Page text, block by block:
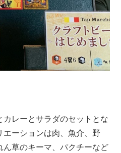
レーとサラダのセットとな
ーションは肉、魚介、野
草のキーマ、パクチーなど